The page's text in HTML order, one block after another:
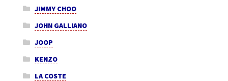
JIMMY CHOO
JOHN GALLIANO
JOOP
KENZO
LA COSTE